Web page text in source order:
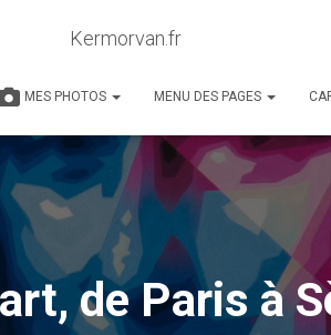
Kermorvan.fr
MES PHOTOS MENU DES PAGES
de Paris à